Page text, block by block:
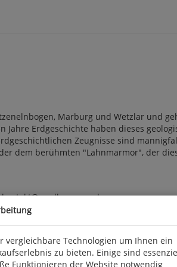
Marburg und Wetzlar und
Erdgeschichte haben dieses
Zeugnisse sind
dem berühmten "Lahnmarmor", der
meyer.de
vergleichbare Technologien um Ihnen ein
zu bieten. Einige sind
Funktionieren der Website notwendig